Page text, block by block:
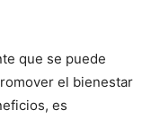
que se puede
el bienestar
es